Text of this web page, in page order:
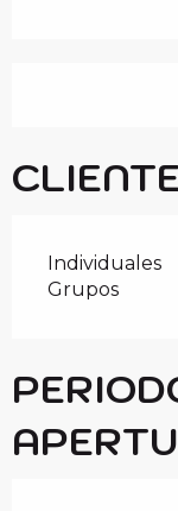
Individuales
Grupos